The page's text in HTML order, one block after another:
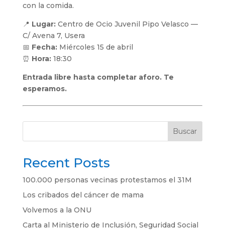
con la comida.
📍 Lugar:Centro de Ocio Juvenil Pipo Velasco —
C/ Avena 7, Usera
📅 Fecha:Miércoles 15 de abril
⏰ Hora:18:30
Entrada libre hasta completar aforo. Te
esperamos.
Buscar
Recent Posts
100.000 personas vecinas protestamos el 31M
Los cribados del cáncer de mama
Volvemos a la ONU
Carta al Ministerio de Inclusión, Seguridad Social